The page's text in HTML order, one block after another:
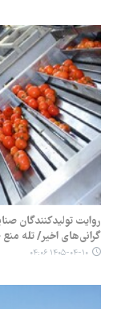
روایت تولیدکنندگان
گرانی‌های اخیر/ تله منع
۱۴۰۵-۰۴-۱۰ ۰۴:۰۶